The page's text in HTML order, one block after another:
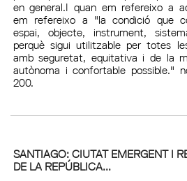
en general.I quan em refereixo a
em refereixo a "la condició que
espai, objecte, instrument,
perquè sigui utilitzable per totes
amb seguretat, equitativa i de la
autònoma i confortable possible."
200.
SANTIAGO: CIUTAT EMERGENT I
DE LA REPÚBLICA...